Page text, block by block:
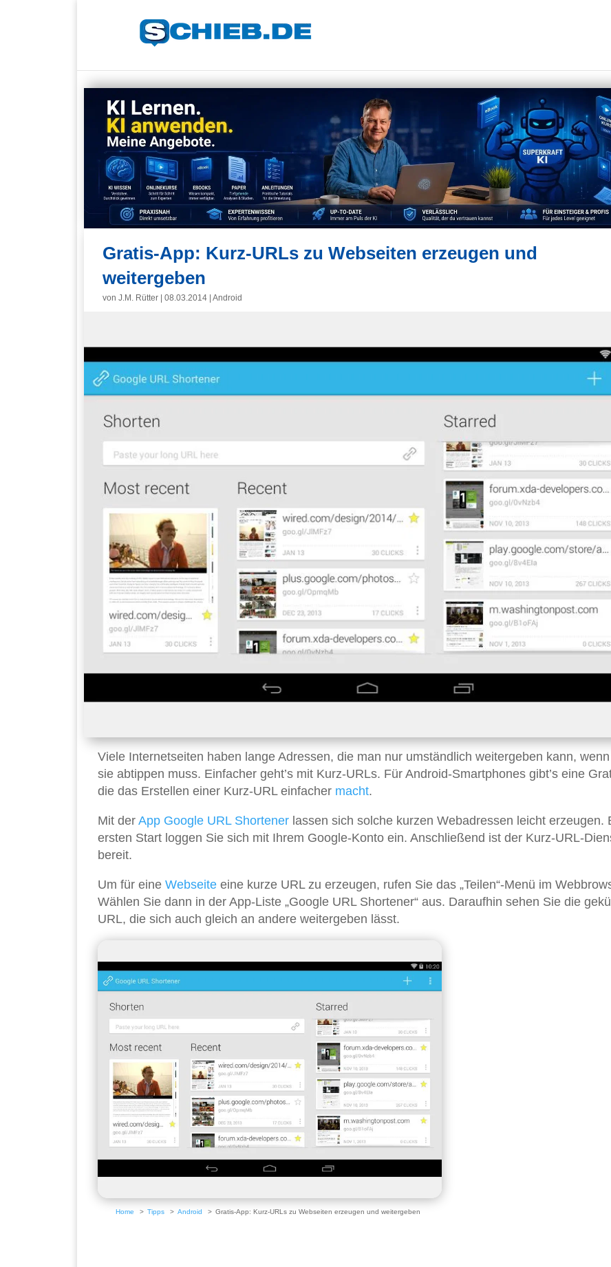
Gratis-App: Kurz-URLs zu Webseiten erzeugen und
weitergeben
von J.M. Rütter 08.03.2014 Android
Viele Internetseiten haben lange Adressen, die man nur umständlich weitergeben kann,
sie abtippen muss. Einfacher geht’s mit Kurz-URLs. Für Android-Smartphones gibt’s eine
die das Erstellen einer Kurz-URL einfacher macht.
Mit der App Google URL Shortener lassen sich solche kurzen Webadressen leicht erzeugen.
ersten Start loggen Sie sich mit Ihrem Google-Konto ein. Anschließend ist der Kurz-URL-
bereit.
Um für eine Webseite eine kurze URL zu erzeugen, rufen Sie das „Teilen“-Menü im
Wählen Sie dann in der App-Liste „Google URL Shortener“ aus. Daraufhin sehen Sie die
URL, die sich auch gleich an andere weitergeben lässt.
Home Tipps Android Gratis-App: Kurz-URLs zu Webseiten erzeugen und weitergeben